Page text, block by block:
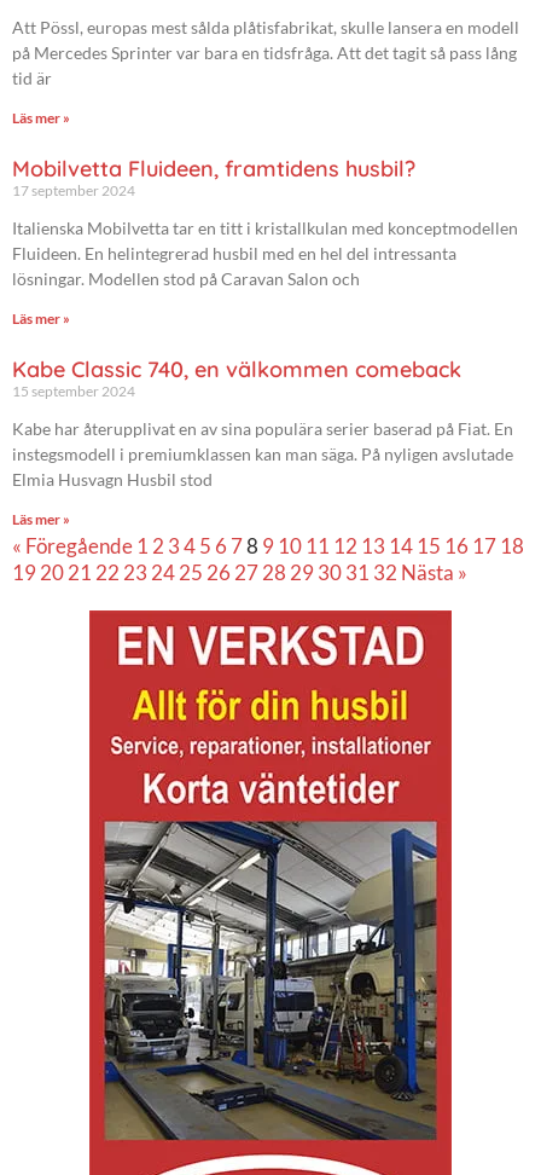
Att Pössl, europas mest sålda plåtisfabrikat, skulle lansera en modell
på Mercedes Sprinter var bara en tidsfråga. Att det tagit så pass lång
tid är
Läs mer »
Mobilvetta Fluideen, framtidens husbil?
17 september 2024
Italienska Mobilvetta tar en titt i kristallkulan med konceptmodellen
Fluideen. En helintegrerad husbil med en hel del intressanta
lösningar. Modellen stod på Caravan Salon och
Läs mer »
Kabe Classic 740, en välkommen comeback
15 september 2024
Kabe har återupplivat en av sina populära serier baserad på Fiat. En
instegsmodell i premiumklassen kan man säga. På nyligen avslutade
Elmia Husvagn Husbil stod
Läs mer »
« Föregående 1 2 345 6 78 9 10 11 12 13 14 15 16 17 18
19 2021 22 23 2425 26 2728 29 3031 32 Nästa »